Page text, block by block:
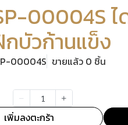
00004S ไ
บัวก้านแข็ง
00004S ขายแล้ว 0 ชิ้น
เพิ่มลงตะกร้า